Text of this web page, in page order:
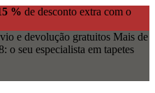
% de desconto extra com o
e devolução gratuitos Mais de
o seu especialista em tapetes